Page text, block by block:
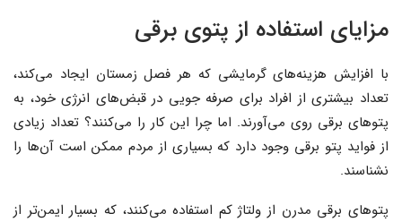
مزایای استفاده از پتوی برقی
با افزایش هزینه‌های گرمایشی که هر فصل زمستان ایجاد می‌کند،
تعداد بیشتری از افراد برای صرفه جویی در قبض‌های انرژی خود، به
پتوهای برقی روی می‌آورند. اما چرا این کار را می‌کنند؟ تعداد زیادی
از فواید پتو برقی وجود دارد که بسیاری از مردم ممکن است آن‌ها را
نشناسند.
پتوهای برقی مدرن از ولتاژ کم استفاده می‌کنند، که بسیار ایمن‌تر از